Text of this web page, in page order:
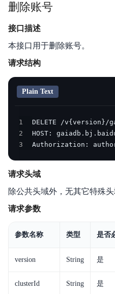
据
GaiaDB
功能发布记录
产品公告
产品简介
计算节点规格
产品计费
快速入门
操作指南
删除账号
接口描述
本接口用于删除账号。
请求结构
Plain Text
1
2
3
Authorization:
请求头域
除公共头域外，无其它特殊头
请求参数
参数名称 类型 是否
version String 是
clusterId String 是